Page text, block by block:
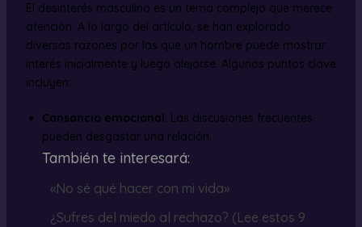
El desinterés masculino es un tema complejo que merece
atención. A lo largo del artículo, se han explorado
diversas razones por las que un hombre puede mostrar
interés inicialmente y luego alejarse. Algunos puntos clave
incluyen:
Cansancio emocional : Las discusiones frecuentes
pueden desgastar una relación.
También te interesará:
«No sé qué hacer con mi vida»
¿Sufres del miedo al rechazo? (Lee estos 9